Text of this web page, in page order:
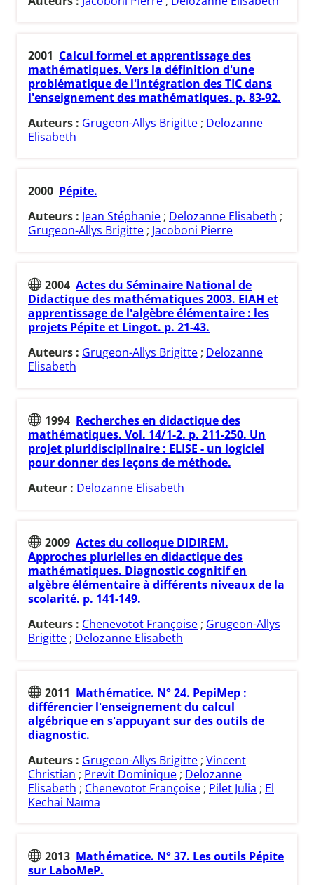
2001 Calcul formel et apprentissage des
mathématiques. Vers la définition d'une
problématique de l'intégration des TIC dans
l'enseignement des mathématiques. p. 83-92.
Auteurs : Grugeon-Allys Brigitte ; Delozanne
Elisabeth
2000 Pépite.
Auteurs : Jean Stéphanie ; Delozanne Elisabeth ;
Grugeon-Allys Brigitte ; Jacoboni Pierre
2004 Actes du Séminaire National de
Didactique des mathématiques 2003. EIAH et
apprentissage de l'algèbre élémentaire : les
projets Pépite et Lingot. p. 21-43.
Auteurs : Grugeon-Allys Brigitte ; Delozanne
Elisabeth
1994 Recherches en didactique des
mathématiques. Vol. 14/1-2. p. 211-250. Un
projet pluridisciplinaire : ELISE - un logiciel
pour donner des leçons de méthode.
Auteur : Delozanne Elisabeth
2009 Actes du colloque DIDIREM.
Approches plurielles en didactique des
mathématiques. Diagnostic cognitif en
algèbre élémentaire à différents niveaux de la
scolarité. p. 141-149.
Auteurs : Chenevotot Françoise ; Grugeon-Allys
Brigitte ; Delozanne Elisabeth
2011 Mathématice. N° 24. PepiMep :
différencier l'enseignement du calcul
algébrique en s'appuyant sur des outils de
diagnostic.
Auteurs : Grugeon-Allys Brigitte ; Vincent
Christian ; Previt Dominique ; Delozanne
Elisabeth ; Chenevotot Françoise ; Pilet Julia ; El
Kechai Naïma
2013 Mathématice. N° 37. Les outils Pépite
sur LaboMeP.